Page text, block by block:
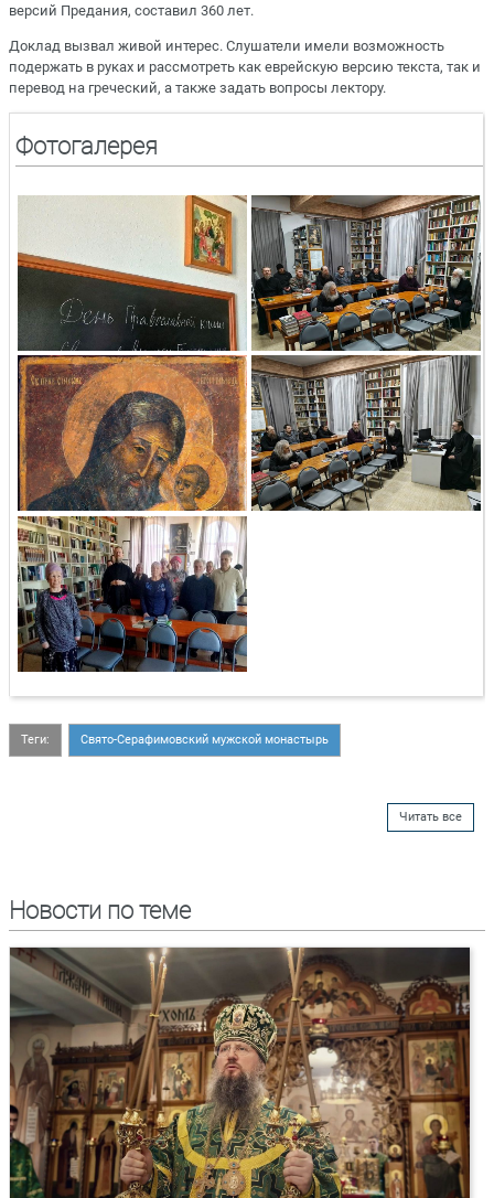
версий Предания, составил 360 лет.
Доклад вызвал живой интерес. Слушатели имели возможность
подержать в руках и рассмотреть как еврейскую версию текста, так и
перевод на греческий, а также задать вопросы лектору.
Фотогалерея
Теги: Свято-Серафимовский мужской монастырь
Читать все
Новости по теме